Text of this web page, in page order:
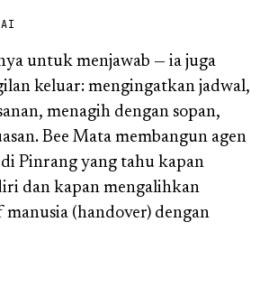
untuk menjawab — ia juga
keluar: mengingatkan jadwal,
menagih dengan sopan,
Bee Mata membangun agen
Pinrang yang tahu kapan
dan kapan mengalihkan
manusia (handover) dengan